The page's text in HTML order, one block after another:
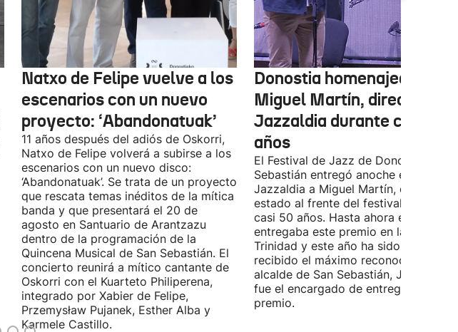
Natxo de Felipe vuelve a los
escenarios con un nuevo
proyecto: ‘Abandonatuak’
11 años después del adiós de Oskorri,
Natxo de Felipe volverá a subirse a los
escenarios con un nuevo disco:
‘Abandonatuak’. Se trata de un proyecto
que rescata temas inéditos de la mítica
banda y que presentará el 20 de
agosto en Santuario de Arantzazu
dentro de la programación de la
Quincena Musical de San Sebastián. El
concierto reunirá a mítico cantante de
Oskorri con el Kuarteto Philiperena,
integrado por Xabier de Felipe,
Przemysław Pujanek, Esther Alba y
Karmele Castillo.
Donostia homenajea a
Miguel Martín, director del
Jazzaldia durante casi 50
años
El Festival de Jazz de Donostia-San
Sebastián entregó anoche el premio
Jazzaldia a Miguel Martín, quien ha
estado al frente del festival durante
casi 50 años. Hasta ahora era él
entregaba este premio en la Plaza
Trinidad y este año ha sido él quien
recibido el máximo reconocimiento.
alcalde de San Sebastián, Jon
fue el encargado de entregarle el
premio.